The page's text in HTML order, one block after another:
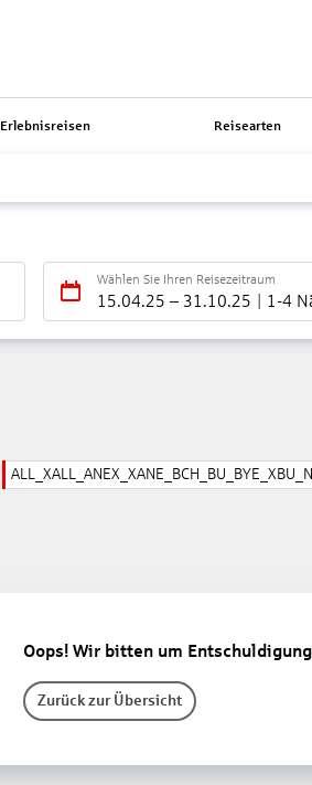
Erlebnisreisen Reisearten
Wählen Sie Ihren Reisezeitraum
15.04.25 – 31.10.25 1-4
Oops! Wir bitten um
Zurück zur Übersicht